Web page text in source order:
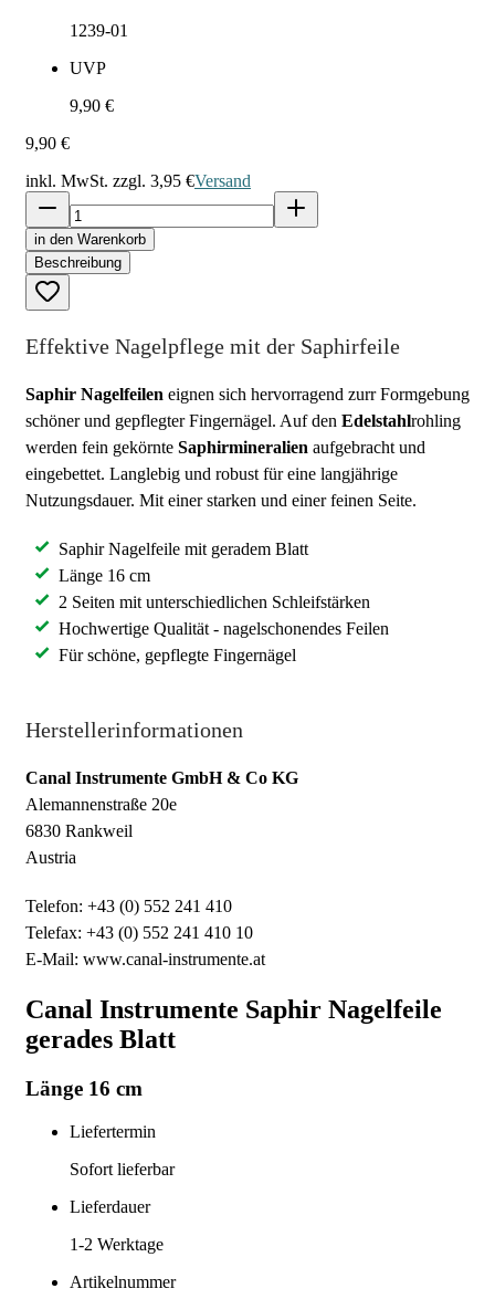
1239-01
UVP
9,90 €
9,90 €
inkl. MwSt. zzgl. 3,95 €Versand
in den Warenkorb
Beschreibung
Effektive Nagelpflege mit der Saphirfeile
Saphir Nagelfeilen eignen sich hervorragend zurr Formgebung
schöner und gepflegter Fingernägel. Auf den Edelstahlrohling
werden fein gekörnte Saphirmineralien aufgebracht und
eingebettet. Langlebig und robust für eine langjährige
Nutzungsdauer. Mit einer starken und einer feinen Seite.
Saphir Nagelfeile mit geradem Blatt
Länge 16 cm
2 Seiten mit unterschiedlichen Schleifstärken
Hochwertige Qualität - nagelschonendes Feilen
Für schöne, gepflegte Fingernägel
Herstellerinformationen
Canal Instrumente GmbH & Co KG
Alemannenstraße 20e
6830 Rankweil
Austria
Telefon: +43 (0) 552 241 410
Telefax: +43 (0) 552 241 410 10
E-Mail: www.canal-instrumente.at
Canal Instrumente Saphir Nagelfeile
gerades Blatt
Länge 16 cm
Liefertermin
Sofort lieferbar
Lieferdauer
1-2 Werktage
Artikelnummer